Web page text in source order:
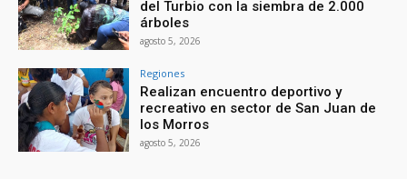
del Turbio con la siembra de 2.000
árboles
agosto 5, 2026
Regiones
Realizan encuentro deportivo y
recreativo en sector de San Juan de
los Morros
agosto 5, 2026